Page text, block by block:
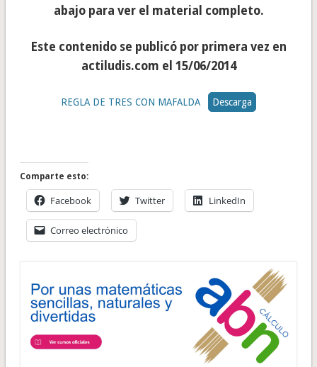
abajo para ver el material completo.
Este contenido se publicó por primera vez en
actiludis.com el 15/06/2014
REGLA DE TRES CON MAFALDA Descarga
Comparte esto:
Facebook Twitter LinkedIn
Correo electrónico